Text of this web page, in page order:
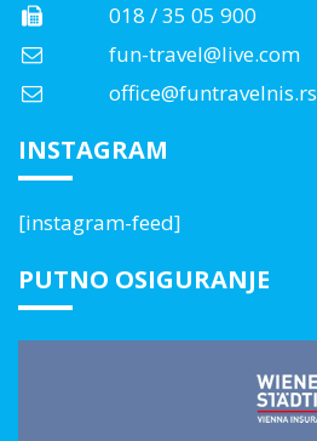
018 / 35 05 900
fun-travel@live.com
office@funtravelnis.rs
INSTAGRAM
[instagram-feed]
PUTNO OSIGURANJE